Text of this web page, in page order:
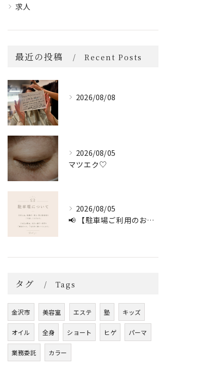
求人
最近の投稿 Recent Posts
2026/08/08
2026/08/05
マツエク♡
2026/08/05
📢 【駐車場ご利用のお願い】 🚗
タグ Tags
金沢市 美容室 エステ 塾 キッズ
オイル 全身 ショート ヒゲ パーマ
業務委託 カラー